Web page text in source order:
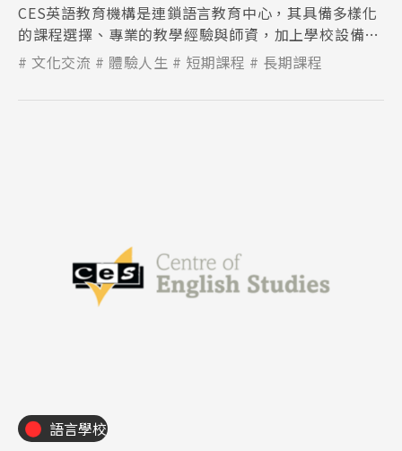
CES英語教育機構是連鎖語言教育中心，其具備多樣化
的課程選擇、專業的教學經驗與師資，加上學校設備新
穎充足，讓學生能在舒適輕鬆的環境下學習。
文化交流 體驗人生 短期課程 長期課程
語言學校